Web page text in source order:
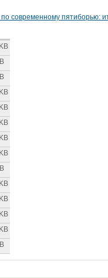
современному пятиборью: